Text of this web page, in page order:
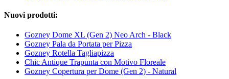
Nuovi prodotti:
Gozney Dome XL (Gen 2) Neo Arch - Black
Gozney Pala da Portata per Pizza
Gozney Rotella Tagliapizza
Chic Antique Trapunta con Motivo Floreale
Gozney Copertura per Dome (Gen 2) - Natural